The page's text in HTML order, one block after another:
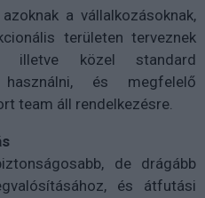
a vállalkozásoknak,
területen terveznek
illetve közel standard
és megfelelő
team áll rendelkezésre.
de drágább
és átfutási